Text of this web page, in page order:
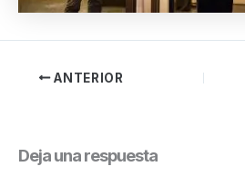
ANTERIOR
Deja una respuesta